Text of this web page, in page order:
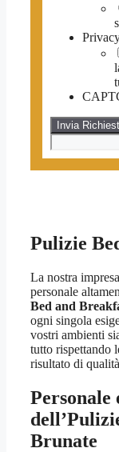
Pulizie
La nostra
personale
Bed and
ogni singola
vostri ambienti
tutto rispettando
risultato di
Personale
Brunate